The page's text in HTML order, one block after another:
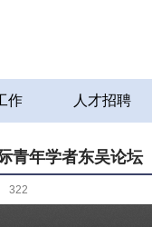
作 人才招聘
青年学者东吴论坛
322